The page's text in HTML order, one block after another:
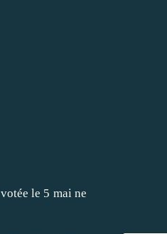
le 5 mai ne